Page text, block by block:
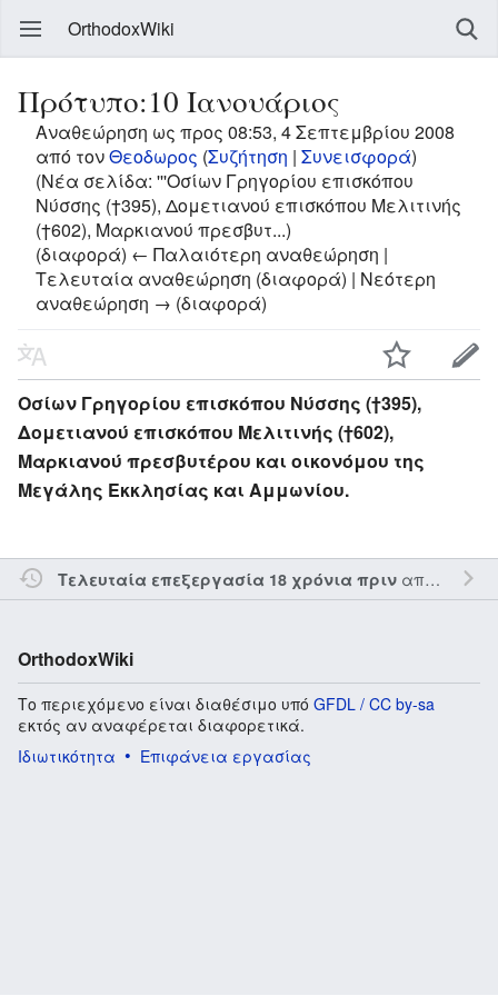
OrthodoxWiki
Πρότυπο:10 Ιανουάριος
Αναθεώρηση ως προς 08:53, 4 Σεπτεμβρίου 2008
από τονΘεοδωρος (Συζήτηση | Συνεισφορά)
(Νέα σελίδα: '''Οσίων Γρηγορίου επισκόπου
Νύσσης (†395), Δομετιανού επισκόπου Μελιτινής
(†602), Μαρκιανού πρεσβυτ...)
(διαφορά) ← Παλαιότερη αναθεώρηση |
Τελευταία αναθεώρηση (διαφορά) | Νεότερη
αναθεώρηση → (διαφορά)
Οσίων Γρηγορίου επισκόπου Νύσσης (†395),
Δομετιανού επισκόπου Μελιτινής (†602),
Μαρκιανού πρεσβυτέρου και οικονόμου της
Μεγάλης Εκκλησίας και Αμμωνίου.
Τελευταία επεξεργασία 18 χρόνια πριναπό τον την
OrthodoxWiki
Το περιεχόμενο είναι διαθέσιμο υπό GFDL / CC by-sa
εκτός αν αναφέρεται διαφορετικά.
Ιδιωτικότητα
Επιφάνεια εργασίας